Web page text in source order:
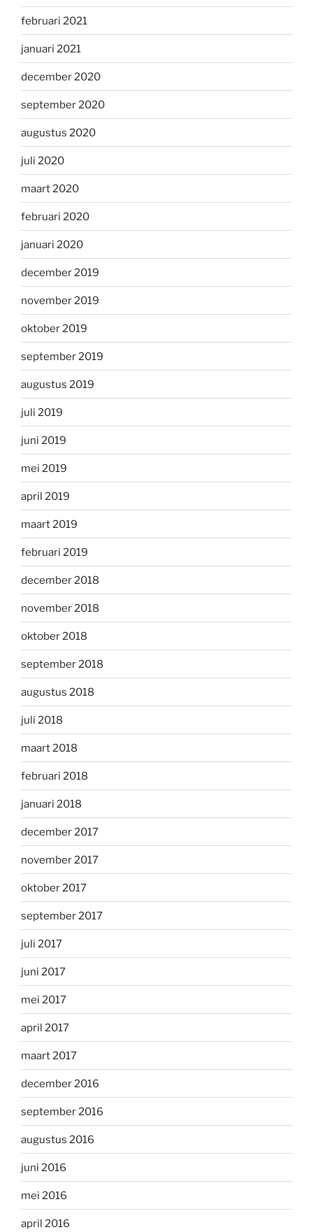
februari 2021
januari 2021
december 2020
september 2020
augustus 2020
juli 2020
maart 2020
februari 2020
januari 2020
december 2019
november 2019
oktober 2019
september 2019
augustus 2019
juli 2019
juni 2019
mei 2019
april 2019
maart 2019
februari 2019
december 2018
november 2018
oktober 2018
september 2018
augustus 2018
juli 2018
maart 2018
februari 2018
januari 2018
december 2017
november 2017
oktober 2017
september 2017
juli 2017
juni 2017
mei 2017
april 2017
maart 2017
december 2016
september 2016
augustus 2016
juni 2016
mei 2016
april 2016